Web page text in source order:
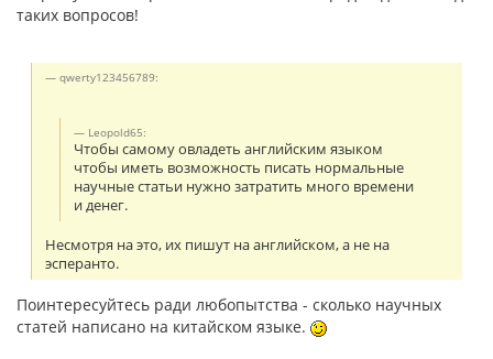
таких вопросов!
qwerty123456789:
Leopold65:
Чтобы самому овладеть английским языком
чтобы иметь возможность писать нормальные
научные статьи нужно затратить много времени
и денег.
Несмотря на это, их пишут на английском, а не на
эсперанто.
Поинтересуйтесь ради любопытства - сколько научных
статей написано на китайском языке.